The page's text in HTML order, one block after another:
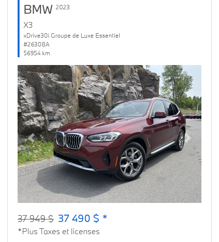
BMW 2023
X3
xDrive30i Groupe de Luxe Essentiel
#26308A
56954 km
Previous Next
37 949 $ 37 490 $ *
*Plus Taxes et licenses